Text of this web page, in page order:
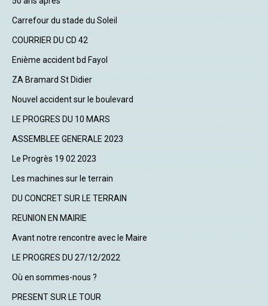
Carrefour du stade du Soleil
COURRIER DU CD 42
Enième accident bd Fayol
ZA Bramard St Didier
Nouvel accident sur le boulevard
LE PROGRES DU 10 MARS
ASSEMBLEE GENERALE 2023
Le Progrès 19 02 2023
Les machines sur le terrain
DU CONCRET SUR LE TERRAIN
REUNION EN MAIRIE
Avant notre rencontre avec le Maire
LE PROGRES DU 27/12/2022
Où en sommes-nous ?
PRESENT SUR LE TOUR